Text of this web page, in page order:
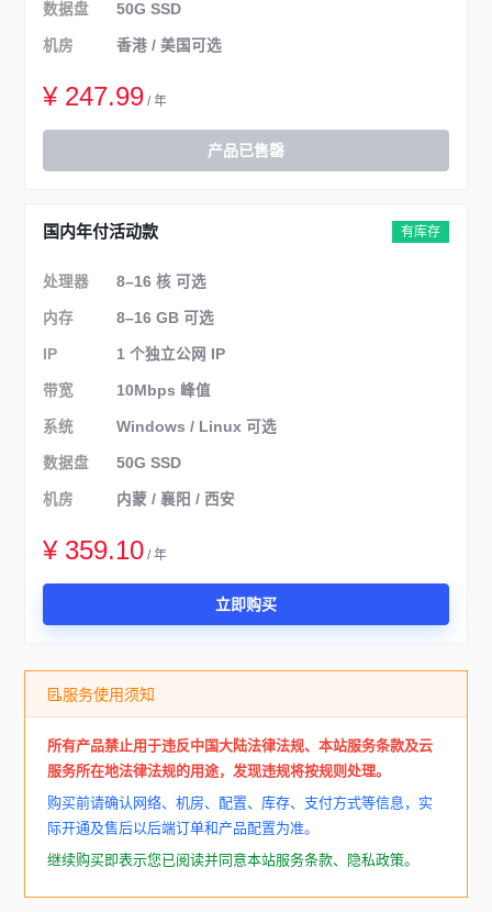
数据盘 50G SSD
机房 香港 / 美国可选
¥ 247.99 / 年
产品已售罄
国内年付活动款 有库存
处理器 8–16 核 可选
内存 8–16 GB 可选
IP 1 个独立公网 IP
带宽 10Mbps 峰值
系统 Windows / Linux 可选
数据盘 50G SSD
机房 内蒙 / 襄阳 / 西安
¥ 359.10 / 年
立即购买
服务使用须知
所有产品禁止用于违反中国大陆法律法规、本站服务条款及云
服务所在地法律法规的用途，发现违规将按规则处理。
购买前请确认网络、机房、配置、库存、支付方式等信息，实
际开通及售后以后端订单和产品配置为准。
继续购买即表示您已阅读并同意本站服务条款、隐私政策。